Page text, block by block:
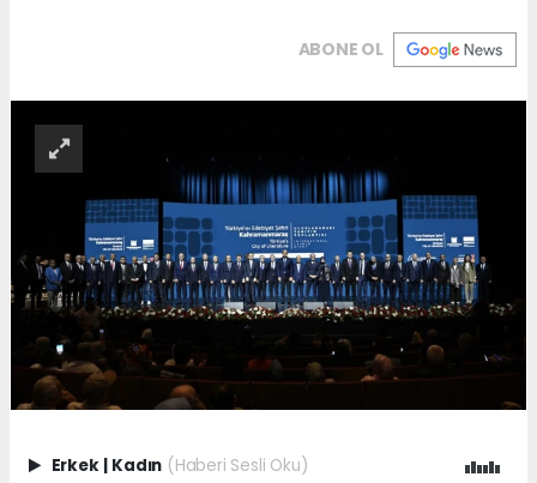
ABONE OL
Erkek | Kadın (Haberi Sesli Oku)